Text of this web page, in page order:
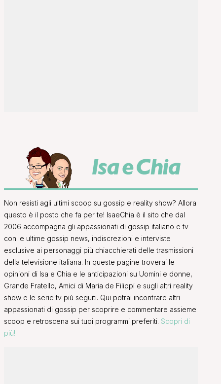
Non resisti agli ultimi scoop su gossip e reality show? Allora
questo è il posto che fa per te! IsaeChia è il sito che dal
2006 accompagna gli appassionati di gossip italiano e tv
con le ultime gossip news, indiscrezioni e interviste
esclusive ai personaggi più chiacchierati delle trasmissioni
della televisione italiana. In queste pagine troverai le
opinioni di Isa e Chia e le anticipazioni su Uomini e donne,
Grande Fratello, Amici di Maria de Filippi e sugli altri reality
show e le serie tv più seguiti. Qui potrai incontrare altri
appassionati di gossip per scoprire e commentare assieme
scoop e retroscena sui tuoi programmi preferiti. Scopri di
più!